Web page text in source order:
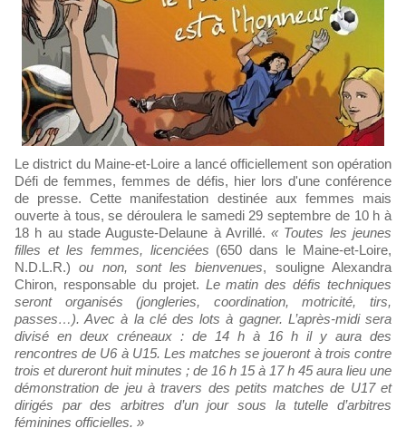
Le district du Maine-et-Loire a lancé officiellement son opération
Défi de femmes, femmes de défis, hier lors d'une conférence
de presse. Cette manifestation destinée aux femmes mais
ouverte à tous, se déroulera le samedi 29 septembre de 10 h à
18 h au stade Auguste-Delaune à Avrillé.« Toutes les jeunes
filles et les femmes, licenciées (650 dans le Maine-et-Loire,
N.D.L.R.)ou non, sont les bienvenues, souligne Alexandra
Chiron, responsable du projet. Le matin des défis techniques
seront organisés (jongleries, coordination, motricité, tirs,
passes…). Avec à la clé des lots à gagner. L’après-midi sera
divisé en deux créneaux : de 14 h à 16 h il y aura des
rencontres de U6 à U15. Les matches se joueront à trois contre
trois et dureront huit minutes ; de 16 h 15 à 17 h 45 aura lieu une
démonstration de jeu à travers des petits matches de U17 et
dirigés par des arbitres d’un jour sous la tutelle d’arbitres
féminines officielles. »